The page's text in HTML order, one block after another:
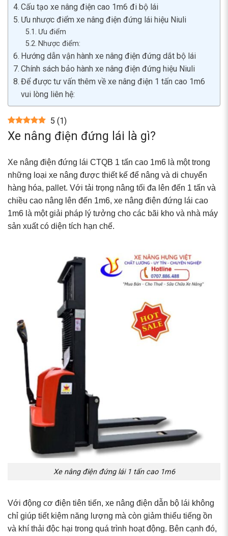
Cấu tạo xe nâng điện cao 1m6 đi bộ lái
Ưu nhược điểm xe nâng điện đứng lái hiệu Niuli
Ưu điểm
Nhược điểm:
Hướng dẫn vận hành xe nâng điện đứng dắt bộ lái
Chính sách bảo hành xe nâng điện đứng hiệu Niuli
Để được tư vấn thêm về xe nâng điện 1 tấn cao 1m6
vui lòng liên hệ:
5 (1)
Xe nâng điện đứng lái là gì?
Xe nâng điện đứng lái CTQB 1 tấn cao 1m6 là một trong
những loại xe nâng được thiết kế để nâng và di chuyển
hàng hóa, pallet. Với tải trọng nâng tối đa lên đến 1 tấn và
chiều cao nâng lên đến 1m6, xe nâng điện đứng lái cao
1m6 là một giải pháp lý tưởng cho các bãi kho và nhà máy
sản xuất có diện tích hạn chế.
Xe nâng điện đứng lái 1 tấn cao 1m6
Với động cơ điện tiên tiến, xe nâng điện dẫn bộ lái không
chỉ giúp tiết kiệm năng lượng mà còn giảm thiểu tiếng ồn
và khí thải độc hại trong quá trình hoạt động. Bên cạnh đó,